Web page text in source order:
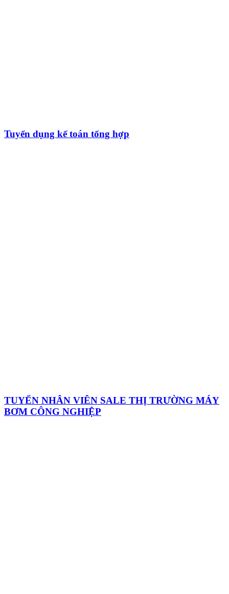
Tuyển dụng kế toán tổng hợp
TUYỂN NHÂN VIÊN SALE THỊ TRƯỜNG MÁY
BƠM CÔNG NGHIỆP